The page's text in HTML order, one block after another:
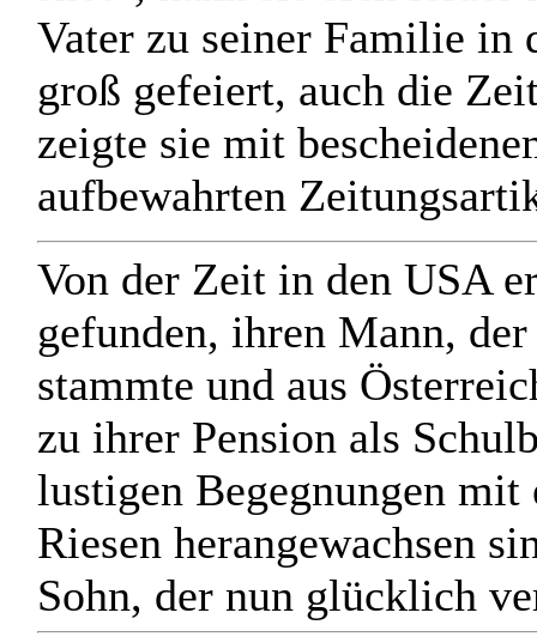
Vater zu seiner Familie in
groß gefeiert, auch die
zeigte sie mit
aufbewahrten
Von der Zeit in den USA
gefunden, ihren Mann,
stammte und aus
zu ihrer Pension als
lustigen Begegnungen
Riesen herangewachsen
Sohn, der nun glücklich